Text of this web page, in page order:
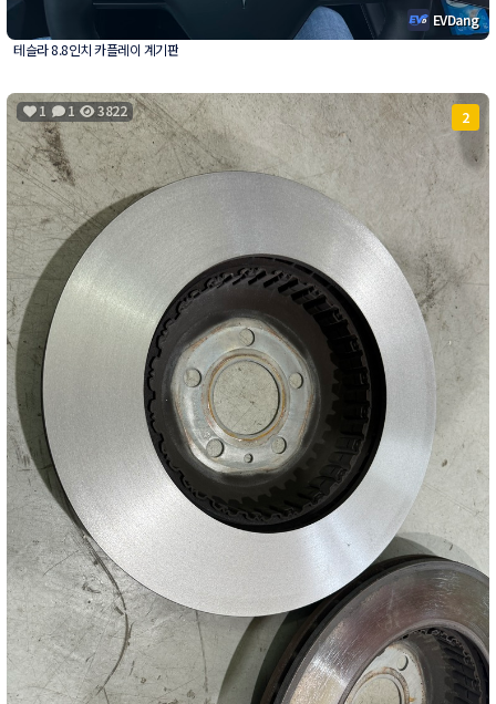
EVDang
테슬라 8.8인치 카플레이 계기판
2
1 1 3822